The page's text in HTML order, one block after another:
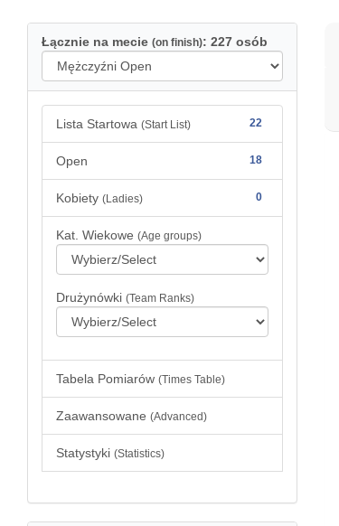
Łącznie na mecie (on finish): 227 osób
Lista Startowa (Start List) 22
Open 18
Kobiety (Ladies) 0
Kat. Wiekowe (Age groups)
Drużynówki (Team Ranks)
Tabela Pomiarów (Times Table)
Zaawansowane (Advanced)
Statystyki (Statistics)